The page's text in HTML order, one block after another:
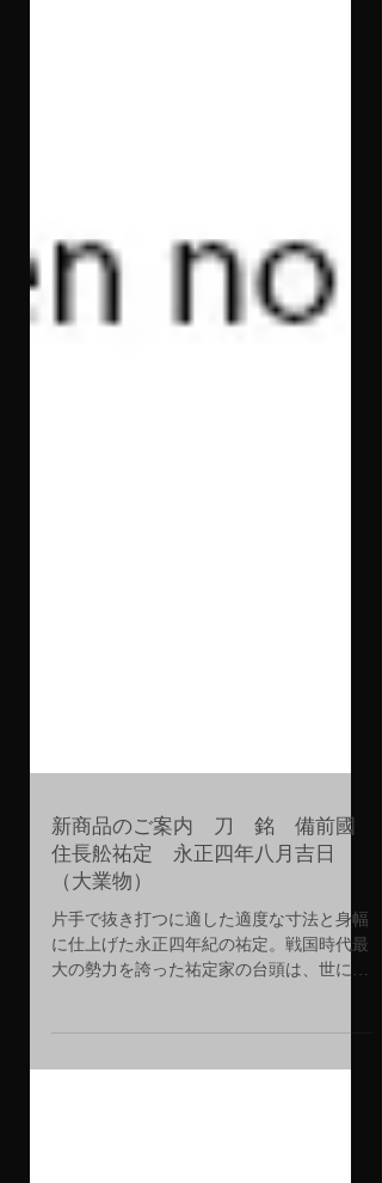
新商品のご案内 刀 銘 備前國
住長舩祐定 永正四年八月吉日
（大業物）
片手で抜き打つに適した適度な寸法と身幅
「永正祐定」と呼ばれて名高い彦兵衛尉祐